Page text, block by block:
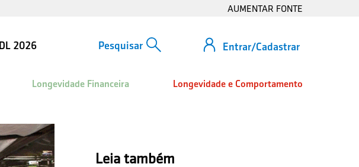
AUMENTAR FONTE
Entrar/Cadastrar
IDL 2026
Longevidade Financeira Longevidade e Comportamento
Leia também